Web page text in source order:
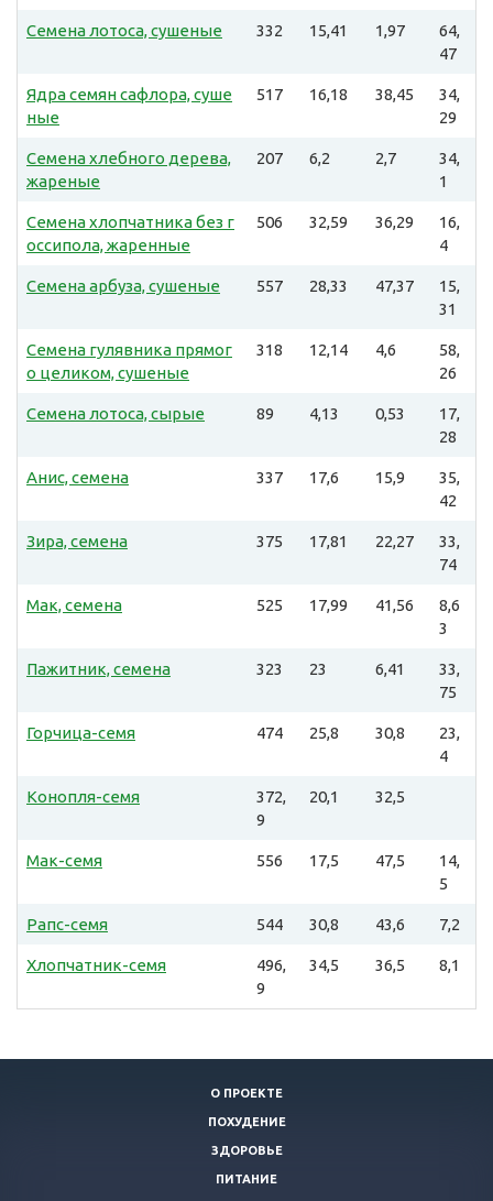
Семена лотоса, сушеные 332 15,41 1,97
64,
47
Ядра семян сафлора, суше
ные
517 16,18 38,45
34,
29
Семена хлебного дерева,
жареные
207 6,2 2,7
34,
1
Семена хлопчатника без г
оссипола, жаренные
506 32,59 36,29
16,
4
Семена арбуза, сушеные 557 28,33 47,37
15,
31
Семена гулявника прямог
о целиком, сушеные
318 12,14 4,6
58,
26
Семена лотоса, сырые 89 4,13 0,53
17,
28
Анис, семена 337 17,6 15,9
35,
42
Зира, семена 375 17,81 22,27
33,
74
Мак, семена 525 17,99 41,56
8,6
3
Пажитник, семена 323 23 6,41
33,
75
Горчица-семя 474 25,8 30,8
23,
4
Конопля-семя
372,
9
20,1 32,5
Мак-семя 556 17,5 47,5
14,
5
Рапс-семя 544 30,8 43,6 7,2
Хлопчатник-семя
496,
9
34,5 36,5 8,1
О ПРОЕКТЕ
ПОХУДЕНИЕ
ЗДОРОВЬЕ
ПИТАНИЕ